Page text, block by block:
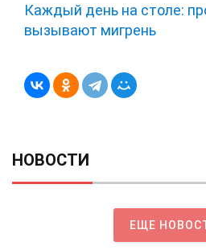
Каждый день на столе:
вызывают мигрень
НОВОСТИ
ЕЩЕ